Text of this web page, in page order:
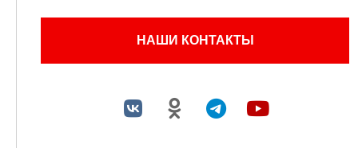
НАШИ КОНТАКТЫ